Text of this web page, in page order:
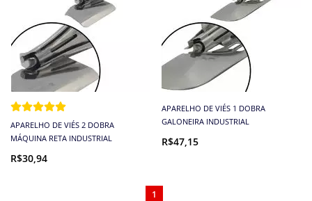
APARELHO DE VIÉS 2 DOBRA
MÁQUINA RETA INDUSTRIAL
R$30,94
APARELHO DE VIÉS 1 DOBRA
GALONEIRA INDUSTRIAL
R$47,15
1